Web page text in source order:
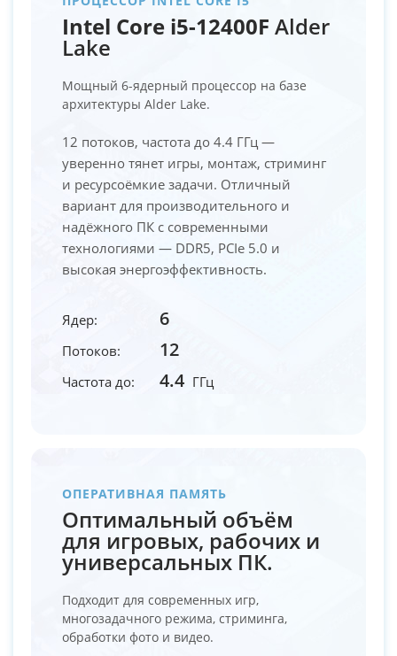
Intel Core i5-12400F Alder
Lake
Мощный 6-ядерный процессор на базе
архитектуры Alder Lake.
12 потоков, частота до 4.4 ГГц —
уверенно тянет игры, монтаж, стриминг
и ресурсоёмкие задачи. Отличный
вариант для производительного и
надёжного ПК с современными
технологиями — DDR5, PCIe 5.0 и
высокая энергоэффективность.
Ядер: 6
Потоков: 12
Частота до: 4.4 ГГц
ОПЕРАТИВНАЯ ПАМЯТЬ
Оптимальный объём
для игровых, рабочих и
универсальных ПК.
Подходит для современных игр,
многозадачного режима, стриминга,
обработки фото и видео.